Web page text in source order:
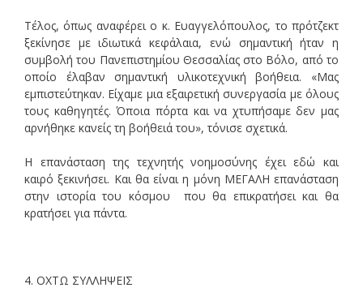
Τέλος, όπως αναφέρει ο κ. Ευαγγελόπουλος, το πρότζεκτ
ξεκίνησε με ιδιωτικά κεφάλαια, ενώ σημαντική ήταν η
συμβολή του Πανεπιστημίου Θεσσαλίας στο Βόλο, από το
οποίο έλαβαν σημαντική υλικοτεχνική βοήθεια. «Μας
εμπιστεύτηκαν. Είχαμε μια εξαιρετική συνεργασία με όλους
τους καθηγητές. Όποια πόρτα και να χτυπήσαμε δεν μας
αρνήθηκε κανείς τη βοήθειά του», τόνισε σχετικά.
Η επανάσταση της τεχνητής νοημοσύνης έχει εδώ και
καιρό ξεκινήσει. Και θα είναι η μόνη ΜΕΓΑΛΗ επανάσταση
στην ιστορία του κόσμου που θα επικρατήσει και θα
κρατήσει για πάντα.
4. ΟΧΤΩ ΣΥΛΛΗΨΕΙΣ